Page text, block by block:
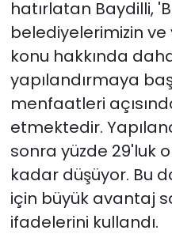
hatırlatan Baydilli,
belediyelerimizin ve
konu hakkında
yapılandırmaya
menfaatleri
etmektedir.
sonra yüzde 29'luk
kadar düşüyor. Bu
için büyük avantaj
ifadelerini kullandı.